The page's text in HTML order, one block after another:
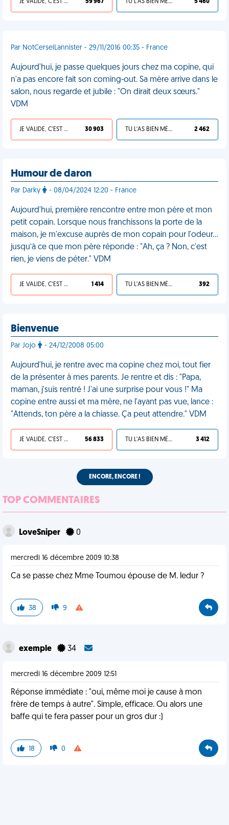
JE VALIDE, C'EST UNE VDM 59 967 TU L'AS BIEN MÉRITÉ 5 460
Par NotCerseiLannister - 29/11/2016 00:35 - France
Aujourd'hui, je passe quelques jours chez ma copine, qui
n'a pas encore fait son coming-out. Sa mère arrive dans le
salon, nous regarde et jubile : "On dirait deux sœurs."
VDM
JE VALIDE, C'EST UNE VDM 30 903 TU L'AS BIEN MÉRITÉ 2 462
Humour de daron
Par Darky - 08/04/2024 12:20 - France
Aujourd'hui, première rencontre entre mon père et mon
petit copain. Lorsque nous franchissons la porte de la
maison, je m'excuse auprès de mon copain pour l'odeur…
jusqu’à ce que mon père réponde : "Ah, ça ? Non, c'est
rien, je viens de péter." VDM
JE VALIDE, C'EST UNE VDM 1 414 TU L'AS BIEN MÉRITÉ 392
Bienvenue
Par Jojo - 24/12/2008 05:00
Aujourd'hui, je rentre avec ma copine chez moi, tout fier
de la présenter à mes parents. Je rentre et dis : "Papa,
maman, j'suis rentré ! J'ai une surprise pour vous !" Ma
copine entre aussi et ma mère, ne l'ayant pas vue, lance :
"Attends, ton père a la chiasse. Ça peut attendre." VDM
JE VALIDE, C'EST UNE VDM 56 833 TU L'AS BIEN MÉRITÉ 3 412
ENCORE, ENCORE !
TOP COMMENTAIRES
LoveSniper 0
mercredi 16 décembre 2009 10:38
Ca se passe chez Mme Toumou épouse de M. ledur ?
38 9
exemple 34
mercredi 16 décembre 2009 12:51
Réponse immédiate : "oui, même moi je cause à mon
frère de temps à autre". Simple, efficace. Ou alors une
baffe qui te fera passer pour un gros dur :)
18 0